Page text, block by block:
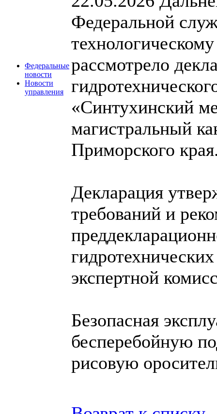
Федеральные
новости
Новости
управления
Федеральной
рассмотрело
«Синтухинский
магистральный
Приморского
Декларация
требований и
экспертной
Безопасная
бесперебойную
рисовую